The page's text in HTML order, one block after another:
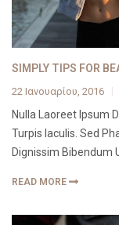
SIMPLY TIPS FOR
22 Ιανουαρίου, 2016
Nulla Laoreet Ipsum
Turpis Iaculis. Sed
Dignissim Bibendum
READ MORE